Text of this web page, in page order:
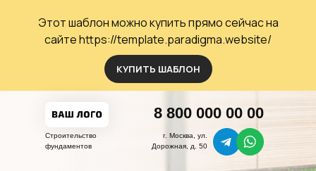
Этот шаблон можно купить прямо сейчасна
сайтеhttps://template.paradigma.website/
КУПИТЬ ШАБЛОН
Строительство
фундаментов
8 800 000 00 00
г. Москва, ул.
Дорожная, д. 50